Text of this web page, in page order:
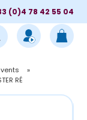
(0)4 78 42 55 04
»
RÉ